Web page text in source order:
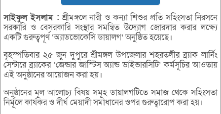
সাইফুলইসলাম : শ্রীমঙ্গলে নারী ও কন্যা শিশুর প্রতি সহিংসতা নিরসনে
সরকারি ও বেসরকারি সংস্থার সমন্বিত উদ্যোগ জোরদার করার লক্ষ্যে
একটি গুরুত্বপূর্ণ ‘অ্যাডভোকেসি ডায়ালগ’ অনুষ্ঠিত হয়েছে।
বৃহস্পতিবার ২৫ জুন দুপুরে শ্রীমঙ্গল উপজেলার শহরতলীর ব্র্যাক লার্নিং
সেন্টারে ব্র্যাকের ‘জেন্ডার জাস্টিস অ্যান্ড ডাইভারসিটি’ কর্মসূচির আওতায়
এই অনুষ্ঠানের আয়োজন করা হয়।
অনুষ্ঠানের মূল আলোচ্য বিষয় সমূহ ডায়ালগটিতে সমাজ থেকে সহিংসতা
নির্মূলে কার্যকর ও দীর্ঘ মেয়াদী সমাধানের ওপর গুরুত্বারোপ করা হয়।